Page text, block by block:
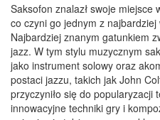
Saksofon znalazł swoje miejsce
co czyni go jednym z
Najbardziej znanym gatunkiem
jazz. W tym stylu muzycznym
jako instrument solowy oraz
postaci jazzu, takich jak John
przyczyniło się do
innowacyjne techniki gry i